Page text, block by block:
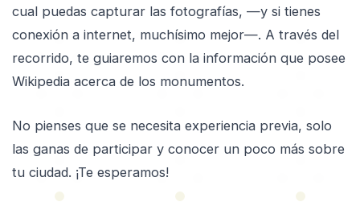
cual puedas capturar las fotografías, —y si tienes
conexión a internet, muchísimo mejor—. A través del
recorrido, te guiaremos con la información que posee
Wikipedia acerca de los monumentos.
No pienses que se necesita experiencia previa, solo
las ganas de participar y conocer un poco más sobre
tu ciudad. ¡Te esperamos!